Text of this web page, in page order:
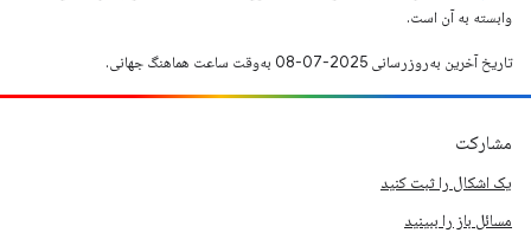
وابسته به آن است.
تاریخ آخرین به‌روزرسانی 2025-07-08 به‌وقت ساعت هماهنگ جهانی.
مشارکت
یک اشکال را ثبت کنید
مسائل باز را ببینید